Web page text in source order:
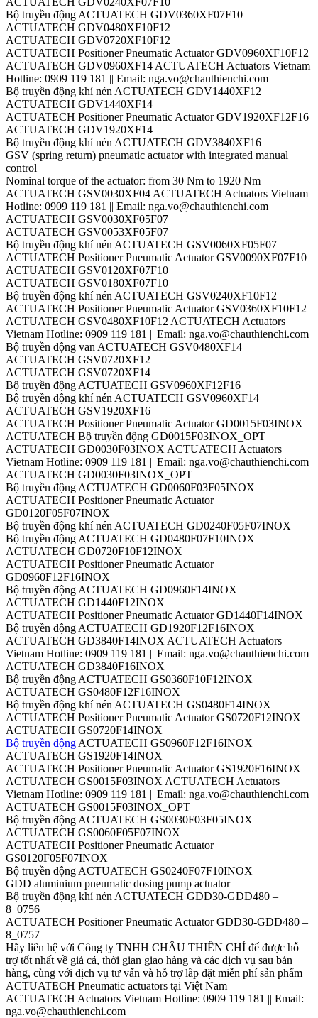
Bộ truyền động ACTUATECH GDV0360XF07F10
ACTUATECH GDV0480XF10F12
ACTUATECH GDV0720XF10F12
ACTUATECH Positioner Pneumatic Actuator GDV0960XF10F12
ACTUATECH GDV0960XF14 ACTUATECH Actuators Vietnam
Hotline: 0909 119 181 || Email: nga.vo@chauthienchi.com
Bộ truyền động khí nén ACTUATECH GDV1440XF12
ACTUATECH GDV1440XF14
ACTUATECH Positioner Pneumatic Actuator GDV1920XF12F16
ACTUATECH GDV1920XF14
Bộ truyền động khí nén ACTUATECH GDV3840XF16
GSV (spring return) pneumatic actuator with integrated manual
control
Nominal torque of the actuator: from 30 Nm to 1920 Nm
ACTUATECH GSV0030XF04 ACTUATECH Actuators Vietnam
Hotline: 0909 119 181 || Email: nga.vo@chauthienchi.com
ACTUATECH GSV0030XF05F07
ACTUATECH GSV0053XF05F07
Bộ truyền động khí nén ACTUATECH GSV0060XF05F07
ACTUATECH Positioner Pneumatic Actuator GSV0090XF07F10
ACTUATECH GSV0120XF07F10
ACTUATECH GSV0180XF07F10
Bộ truyền động khí nén ACTUATECH GSV0240XF10F12
ACTUATECH Positioner Pneumatic Actuator GSV0360XF10F12
ACTUATECH GSV0480XF10F12 ACTUATECH Actuators
Vietnam Hotline: 0909 119 181 || Email: nga.vo@chauthienchi.com
Bộ truyền động van ACTUATECH GSV0480XF14
ACTUATECH GSV0720XF12
ACTUATECH GSV0720XF14
Bộ truyền động ACTUATECH GSV0960XF12F16
Bộ truyền động khí nén ACTUATECH GSV0960XF14
ACTUATECH GSV1920XF16
ACTUATECH Positioner Pneumatic Actuator GD0015F03INOX
ACTUATECH Bộ truyền động GD0015F03INOX_OPT
ACTUATECH GD0030F03INOX ACTUATECH Actuators
Vietnam Hotline: 0909 119 181 || Email: nga.vo@chauthienchi.com
ACTUATECH GD0030F03INOX_OPT
Bộ truyền động ACTUATECH GD0060F03F05INOX
ACTUATECH Positioner Pneumatic Actuator
GD0120F05F07INOX
Bộ truyền động khí nén ACTUATECH GD0240F05F07INOX
Bộ truyền động ACTUATECH GD0480F07F10INOX
ACTUATECH GD0720F10F12INOX
ACTUATECH Positioner Pneumatic Actuator
GD0960F12F16INOX
Bộ truyền động ACTUATECH GD0960F14INOX
ACTUATECH GD1440F12INOX
ACTUATECH Positioner Pneumatic Actuator GD1440F14INOX
Bộ truyền động ACTUATECH GD1920F12F16INOX
ACTUATECH GD3840F14INOX ACTUATECH Actuators
Vietnam Hotline: 0909 119 181 || Email: nga.vo@chauthienchi.com
ACTUATECH GD3840F16INOX
Bộ truyền động ACTUATECH GS0360F10F12INOX
ACTUATECH GS0480F12F16INOX
Bộ truyền động khí nén ACTUATECH GS0480F14INOX
ACTUATECH Positioner Pneumatic Actuator GS0720F12INOX
ACTUATECH GS0720F14INOX
Bộ truyền động ACTUATECH GS0960F12F16INOX
ACTUATECH GS1920F14INOX
ACTUATECH Positioner Pneumatic Actuator GS1920F16INOX
ACTUATECH GS0015F03INOX ACTUATECH Actuators
Vietnam Hotline: 0909 119 181 || Email: nga.vo@chauthienchi.com
ACTUATECH GS0015F03INOX_OPT
Bộ truyền động ACTUATECH GS0030F03F05INOX
ACTUATECH GS0060F05F07INOX
ACTUATECH Positioner Pneumatic Actuator
GS0120F05F07INOX
Bộ truyền động ACTUATECH GS0240F07F10INOX
GDD aluminium pneumatic dosing pump actuator
Bộ truyền động khí nén ACTUATECH GDD30-GDD480 –
8_0756
ACTUATECH Positioner Pneumatic Actuator GDD30-GDD480 –
8_0757
Hãy liên hệ với Công ty TNHH CHÂU THIÊN CHÍ để được hỗ
trợ tốt nhất về giá cả, thời gian giao hàng và các dịch vụ sau bán
hàng, cùng với dịch vụ tư vấn và hỗ trợ lắp đặt miễn phí sản phẩm
ACTUATECH Pneumatic actuators tại Việt Nam
ACTUATECH Actuators Vietnam Hotline: 0909 119 181 || Email:
nga.vo@chauthienchi.com